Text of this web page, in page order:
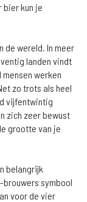
bier kun je
de wereld. In meer
landen vindt
werken
zo trots als heel
vijfentwintig
zich zeer bewust
grootte van je
belangrijk
brouwers symbool
voor de vier